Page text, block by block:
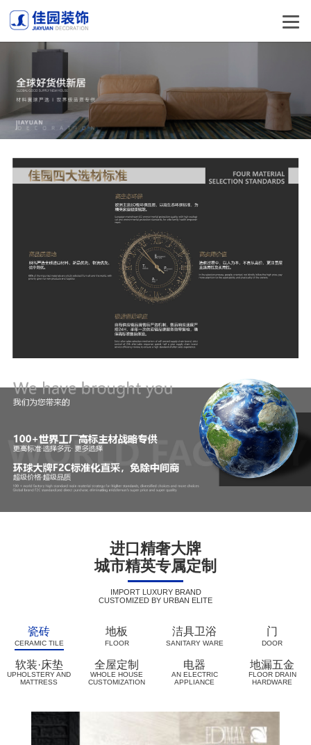
进口精奢大牌
城市精英专属定制
IMPORT LUXURY BRAND
CUSTOMIZED BY URBAN ELITE
瓷砖
CERAMIC TILE
地板
FLOOR
洁具卫浴
SANITARY WARE
门
DOOR
软装·床垫
UPHOLSTERY AND
MATTRESS
全屋定制
WHOLE HOUSE
CUSTOMIZATION
电器
AN ELECTRIC
APPLIANCE
地漏五金
FLOOR DRAIN
HARDWARE